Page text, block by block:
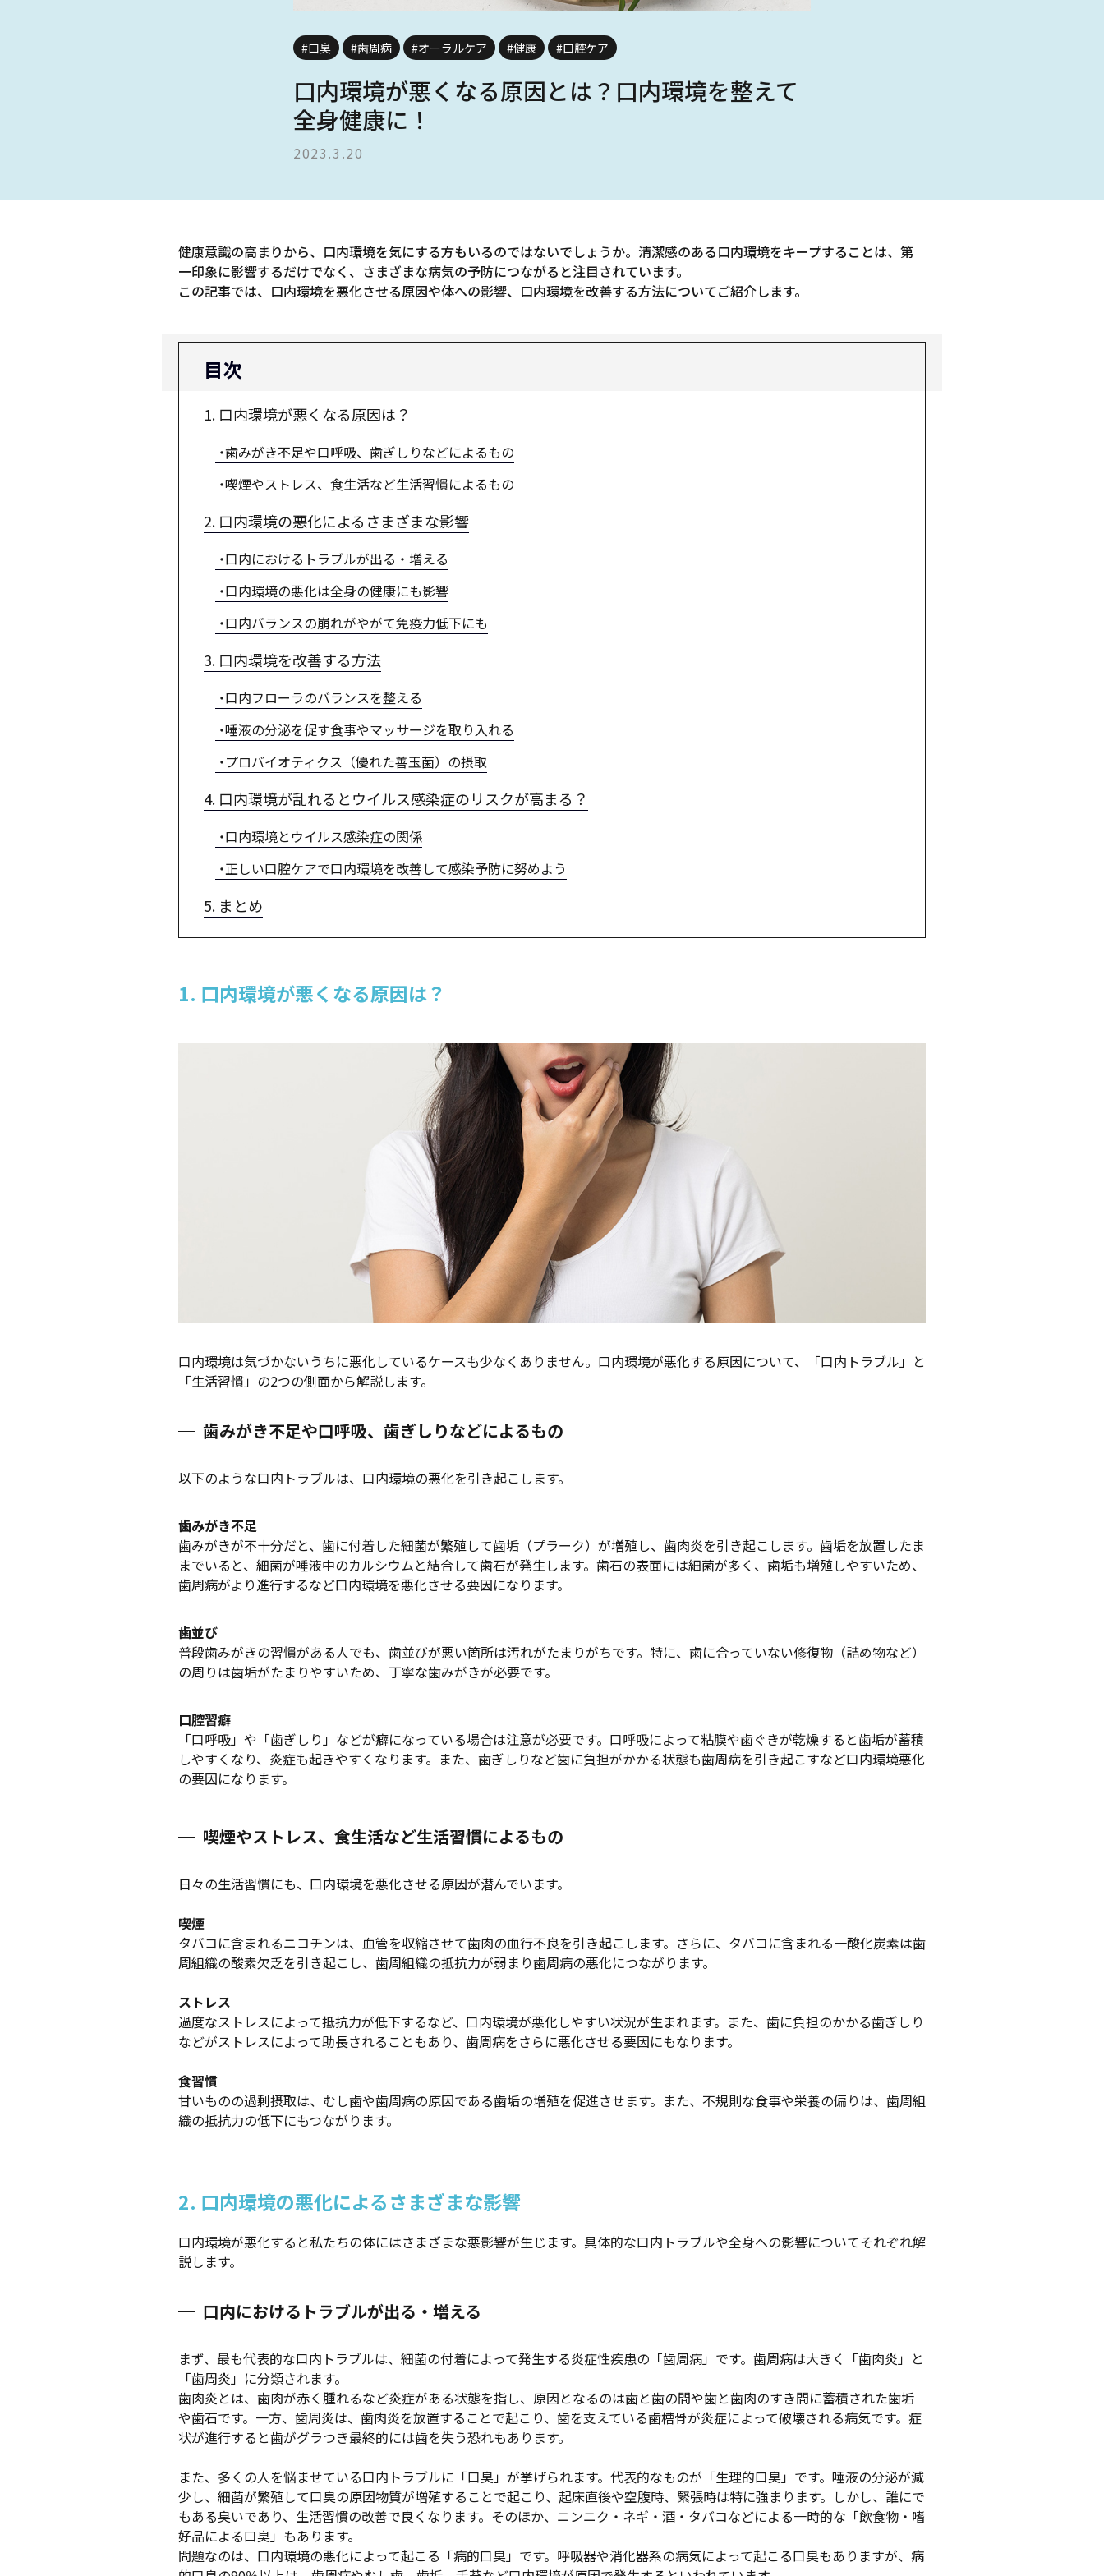
#口臭 #歯周病 #オーラルケア #健康 #口腔ケア
口内環境が悪くなる原因とは？口内環境を整えて
全身健康に！
2023.3.20
健康意識の高まりから、口内環境を気にする方もいるのではないでしょうか。清潔感のある口内環境をキープすることは、第
一印象に影響するだけでなく、さまざまな病気の予防につながると注目されています。
この記事では、口内環境を悪化させる原因や体への影響、口内環境を改善する方法についてご紹介します。
目次
1. 口内環境が悪くなる原因は？
歯みがき不足や口呼吸、歯ぎしりなどによるもの
喫煙やストレス、食生活など生活習慣によるもの
2. 口内環境の悪化によるさまざまな影響
口内におけるトラブルが出る・増える
口内環境の悪化は全身の健康にも影響
口内バランスの崩れがやがて免疫力低下にも
3. 口内環境を改善する方法
口内フローラのバランスを整える
唾液の分泌を促す食事やマッサージを取り入れる
プロバイオティクス（優れた善玉菌）の摂取
4. 口内環境が乱れるとウイルス感染症のリスクが高まる？
口内環境とウイルス感染症の関係
正しい口腔ケアで口内環境を改善して感染予防に努めよう
5. まとめ
1. 口内環境が悪くなる原因は？
口内環境は気づかないうちに悪化しているケースも少なくありません。口内環境が悪化する原因について、「口内トラブル」と
「生活習慣」の2つの側面から解説します。
歯みがき不足や口呼吸、歯ぎしりなどによるもの
以下のような口内トラブルは、口内環境の悪化を引き起こします。
歯みがき不足
歯みがきが不十分だと、歯に付着した細菌が繁殖して歯垢（プラーク）が増殖し、歯肉炎を引き起こします。歯垢を放置したま
までいると、細菌が唾液中のカルシウムと結合して歯石が発生します。歯石の表面には細菌が多く、歯垢も増殖しやすいため、
歯周病がより進行するなど口内環境を悪化させる要因になります。
歯並び
普段歯みがきの習慣がある人でも、歯並びが悪い箇所は汚れがたまりがちです。特に、歯に合っていない修復物（詰め物など）
の周りは歯垢がたまりやすいため、丁寧な歯みがきが必要です。
口腔習癖
「口呼吸」や「歯ぎしり」などが癖になっている場合は注意が必要です。口呼吸によって粘膜や歯ぐきが乾燥すると歯垢が蓄積
しやすくなり、炎症も起きやすくなります。また、歯ぎしりなど歯に負担がかかる状態も歯周病を引き起こすなど口内環境悪化
の要因になります。
喫煙やストレス、食生活など生活習慣によるもの
日々の生活習慣にも、口内環境を悪化させる原因が潜んでいます。
喫煙
タバコに含まれるニコチンは、血管を収縮させて歯肉の血行不良を引き起こします。さらに、タバコに含まれる一酸化炭素は歯
周組織の酸素欠乏を引き起こし、歯周組織の抵抗力が弱まり歯周病の悪化につながります。
ストレス
過度なストレスによって抵抗力が低下するなど、口内環境が悪化しやすい状況が生まれます。また、歯に負担のかかる歯ぎしり
などがストレスによって助長されることもあり、歯周病をさらに悪化させる要因にもなります。
食習慣
甘いものの過剰摂取は、むし歯や歯周病の原因である歯垢の増殖を促進させます。また、不規則な食事や栄養の偏りは、歯周組
織の抵抗力の低下にもつながります。
2. 口内環境の悪化によるさまざまな影響
口内環境が悪化すると私たちの体にはさまざまな悪影響が生じます。具体的な口内トラブルや全身への影響についてそれぞれ解
説します。
口内におけるトラブルが出る・増える
まず、最も代表的な口内トラブルは、細菌の付着によって発生する炎症性疾患の「歯周病」です。歯周病は大きく「歯肉炎」と
「歯周炎」に分類されます。
歯肉炎とは、歯肉が赤く腫れるなど炎症がある状態を指し、原因となるのは歯と歯の間や歯と歯肉のすき間に蓄積された歯垢
や歯石です。一方、歯周炎は、歯肉炎を放置することで起こり、歯を支えている歯槽骨が炎症によって破壊される病気です。症
状が進行すると歯がグラつき最終的には歯を失う恐れもあります。
また、多くの人を悩ませている口内トラブルに「口臭」が挙げられます。代表的なものが「生理的口臭」です。唾液の分泌が減
少し、細菌が繁殖して口臭の原因物質が増殖することで起こり、起床直後や空腹時、緊張時は特に強まります。しかし、誰にで
もある臭いであり、生活習慣の改善で良くなります。そのほか、ニンニク・ネギ・酒・タバコなどによる一時的な「飲食物・嗜
好品による口臭」もあります。
問題なのは、口内環境の悪化によって起こる「病的口臭」です。呼吸器や消化器系の病気によって起こる口臭もありますが、病